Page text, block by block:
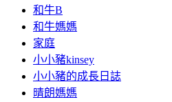
和牛B
和牛媽媽
家庭
小小豬kinsey
小小豬的成長日誌
晴朗媽媽